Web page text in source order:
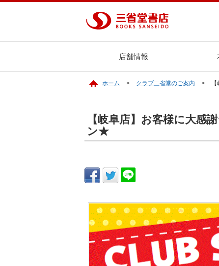
店舗情報
ホーム クラブ三省堂のご案内
【岐阜店】お客様に大
ン★